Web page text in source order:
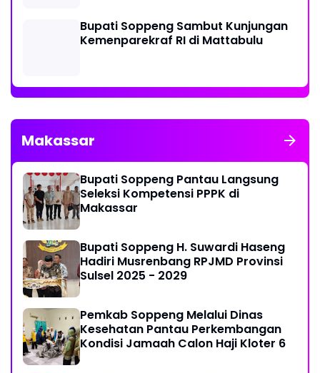
Bupati Soppeng Sambut Kunjungan
Kemenparekraf RI di Mattabulu
Makassar
Bupati Soppeng Pantau Langsung
Seleksi Kompetensi PPPK di
Makassar
Bupati Soppeng H. Suwardi Haseng
Hadiri Musrenbang RPJMD Provinsi
Sulsel 2025 - 2029
Pemkab Soppeng Melalui Dinas
Kesehatan Pantau Perkembangan
Kondisi Jamaah Calon Haji Kloter 6